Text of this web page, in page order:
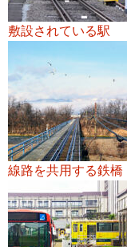
敷設されている駅
線路を共用する鉄橋